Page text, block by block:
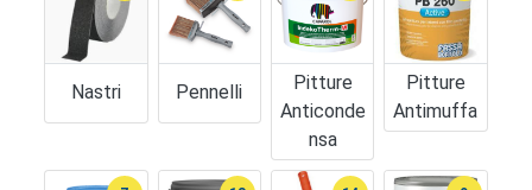
Nastri Pennelli
Pitture
Anticonde
Nsa
Pitture
Antimuffa